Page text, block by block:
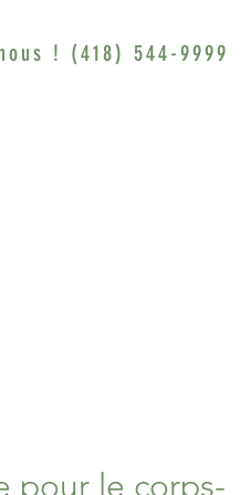
! (418) 544-9999
pour le corps-